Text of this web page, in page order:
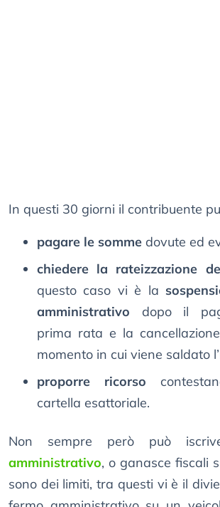
In questi 30 giorni il contribuente
pagare le somme dovute ed
chiedere la rateizzazione
questo caso vi è la
amministrativo dopo il
prima rata e la
momento in cui viene saldato
proporre ricorso
cartella esattoriale.
Non sempre però può
amministrativo, o ganasce fiscali
sono dei limiti, tra questi vi è il